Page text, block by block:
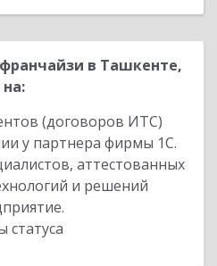
в Ташкенте,
(договоров ИТС)
у партнера фирмы 1С.
аттестованных
и решений
статуса